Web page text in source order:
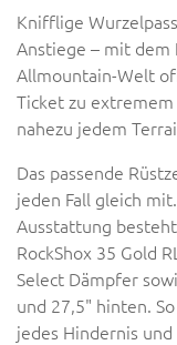
Knifflige
Anstiege – mit dem
Allmountain-Welt
Ticket zu
nahezu jedem
Das passende
jeden Fall gleich
Ausstattung
RockShox 35 Gold
Select Dämpfer
und 27,5" hinten.
jedes Hindernis